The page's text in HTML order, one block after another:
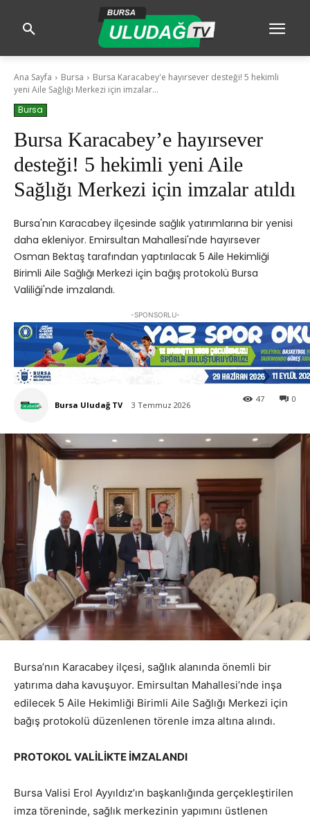
Ana Sayfa Bursa
Bursa Karacabey'e hayırsever desteği! 5 hekimli
yeni Aile Sağlığı Merkezi için imzalar...
Bursa
Bursa Karacabey’e hayırsever
desteği! 5 hekimli yeni Aile
Sağlığı Merkezi için imzalar atıldı
Bursa'nın Karacabey ilçesinde sağlık yatırımlarına bir yenisi
daha ekleniyor. Emirsultan Mahallesi'nde hayırsever
Osman Bektaş tarafından yaptırılacak 5 Aile Hekimliği
Birimli Aile Sağlığı Merkezi için bağış protokolü Bursa
Valiliği'nde imzalandı.
-SPONSORLU-
Bursa Uludağ TV 3 Temmuz 2026
0
47
Bursa’nın Karacabey ilçesi, sağlık alanında önemli bir
yatırıma daha kavuşuyor. Emirsultan Mahallesi’nde inşa
edilecek 5 Aile Hekimliği Birimli Aile Sağlığı Merkezi için
bağış protokolü düzenlenen törenle imza altına alındı.
PROTOKOL VALİLİKTE İMZALANDI
Bursa Valisi Erol Ayyıldız’ın başkanlığında gerçekleştirilen
imza töreninde, sağlık merkezinin yapımını üstlenen